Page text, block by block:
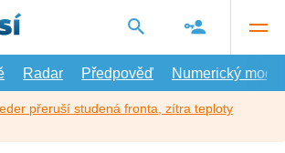
Radar Předpověď Numerický model
přeruší studená fronta, zítra teploty